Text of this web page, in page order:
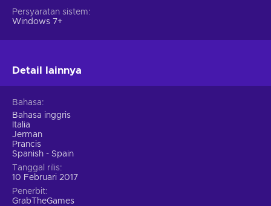
Persyaratan sistem
Windows 7+
Detail lainnya
Bahasa
Bahasa inggris
Italia
Jerman
Prancis
Spanish - Spain
Tanggal rilis
10 Februari 2017
Penerbit
GrabTheGames